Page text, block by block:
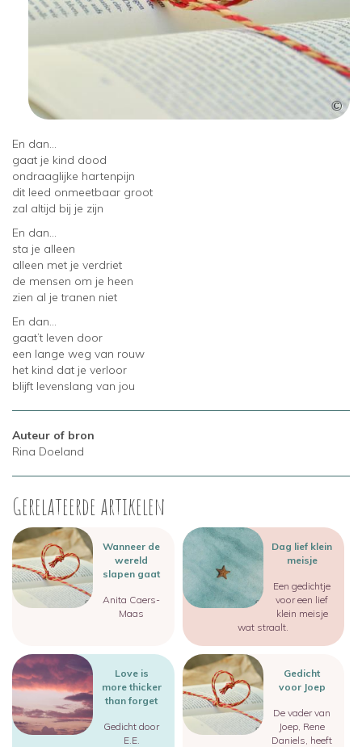
En dan…
gaat je kind dood
ondraaglijke hartenpijn
dit leed onmeetbaar groot
zal altijd bij je zijn
En dan…
sta je alleen
alleen met je verdriet
de mensen om je heen
zien al je tranen niet
En dan…
gaat’t leven door
een lange weg van rouw
het kind dat je verloor
blijft levenslang van jou
Auteur of bron
Rina Doeland
Gerelateerde artikelen
Image
Wanneer de
wereld
slapen gaat
Anita Caers-
Maas
Image
Dag lief klein
meisje
Een gedichtje
voor een lief
klein meisje
wat straalt.
Image
Love is
more thicker
than forget
Gedicht door
E.E.
Image
Gedicht
voor Joep
De vader van
Joep, Rene
Daniels, heeft